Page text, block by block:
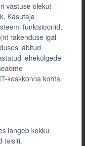
vastuse olekut
Kasutaja
funktsioonid,
rakenduse igal
läbitud
lehekülgede
keskkonna kohta.
langeb kokku
teisiti.